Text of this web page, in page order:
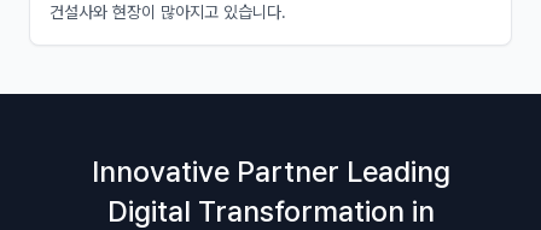
건설사와 현장이 많아지고 있습니다.
Innovative Partner Leading
Digital Transformation in